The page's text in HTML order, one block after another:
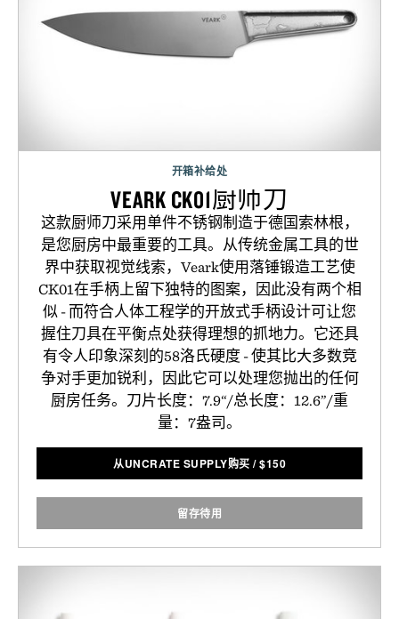
开箱补给处
VEARK CK01厨师刀
这款厨师刀采用单件不锈钢制造于德国索林根，
是您厨房中最重要的工具。从传统金属工具的世
界中获取视觉线索，Veark使用落锤锻造工艺使
CK01在手柄上留下独特的图案，因此没有两个相
似 - 而符合人体工程学的开放式手柄设计可让您
握住刀具在平衡点处获得理想的抓地力。它还具
有令人印象深刻的58洛氏硬度 - 使其比大多数竞
争对手更加锐利，因此它可以处理您抛出的任何
厨房任务。刀片长度：7.9“/总长度：12.6”/重
量：7盎司。
从UNCRATE SUPPLY购买 /$150
留存待用